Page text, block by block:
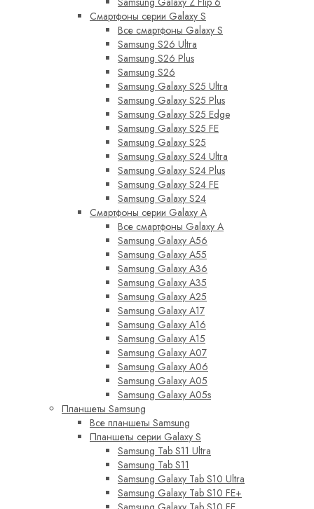
Смартфоны серии Galaxy S
Все смартфоны Galaxy S
Samsung S26 Ultra
Samsung S26 Plus
Samsung S26
Samsung Galaxy S25 Ultra
Samsung Galaxy S25 Plus
Samsung Galaxy S25 Edge
Samsung Galaxy S25 FE
Samsung Galaxy S25
Samsung Galaxy S24 Ultra
Samsung Galaxy S24 Plus
Samsung Galaxy S24 FE
Samsung Galaxy S24
Смартфоны серии Galaxy A
Все смартфоны Galaxy A
Samsung Galaxy A56
Samsung Galaxy A55
Samsung Galaxy A36
Samsung Galaxy A35
Samsung Galaxy A25
Samsung Galaxy A17
Samsung Galaxy A16
Samsung Galaxy A15
Samsung Galaxy A07
Samsung Galaxy A06
Samsung Galaxy A05
Samsung Galaxy A05s
Планшеты Samsung
Все планшеты Samsung
Планшеты серии Galaxy S
Samsung Tab S11 Ultra
Samsung Tab S11
Samsung Galaxy Tab S10 Ultra
Samsung Galaxy Tab S10 FE+